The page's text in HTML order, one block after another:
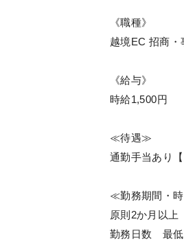
《職種》
越境EC 招商・
《給与》
時給1,500円
≪待遇≫
通勤手当あり
≪勤務期間・
原則2か月以上
勤務日数 最